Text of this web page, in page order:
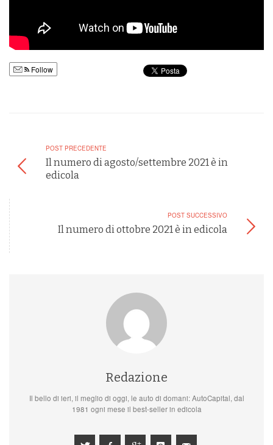
Follow
POST PRECEDENTE
Il numero di agosto/settembre 2021 è in
edicola
POST SUCCESSIVO
Il numero di ottobre 2021 è in edicola
Redazione
Il bello di ieri, il meglio di oggi, le auto di domani: AutoCapital, dal
1981 ogni mese il best-seller in edicola